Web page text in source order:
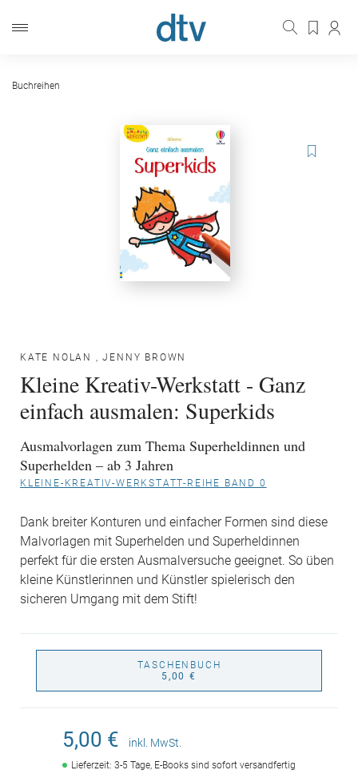
Buchreihen
KATE NOLAN ,JENNY BROWN
Kleine Kreativ-Werkstatt - Ganz
einfach ausmalen: Superkids
Ausmalvorlagen zum Thema Superheldinnen und
Superhelden – ab 3 Jahren
KLEINE-KREATIV-WERKSTATT-REIHE BAND 0
Dank breiter Konturen und einfacher Formen sind diese
Malvorlagen mit Superhelden und Superheldinnen
perfekt für die ersten Ausmalversuche geeignet. So üben
kleine Künstlerinnen und Künstler spielerisch den
sicheren Umgang mit dem Stift!
TASCHENBUCH
5,00 €
5,00 € inkl. MwSt.
Lieferzeit: 3-5 Tage, E-Books sind sofort versandfertig